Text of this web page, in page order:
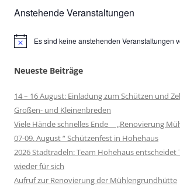
Anstehende Veranstaltungen
HinweisEs sind keine anstehenden Veranstaltungen
Neueste Beiträge
14 – 16 August: Einladung zum Schützen und
Großen- und Kleinenbreden
Viele Hände schnelles Ende „Renovierung
07-09. August “ Schützenfest in Hohehaus
2026 Stadtradeln: Team Hohehaus entscheidet
wieder für sich
Aufruf zur Renovierung der Mühlengrundhütte